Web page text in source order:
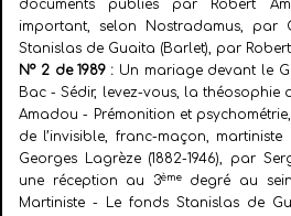
documents publiés par Robert
important, selon Nostradamus, par
Stanislas de Guaita (Barlet), par
N° 2 de 1989 : Un mariage devant le
Bac - Sédir, levez-vous, la théosophie
Amadou - Prémonition et
de l’invisible, franc-maçon,
Georges Lagrèze (1882-1946), par
une réception au 3èmedegré au sein
Martiniste - Le fonds Stanislas de